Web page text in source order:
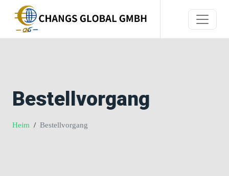
Bestellvorgang
Heim Bestellvorgang